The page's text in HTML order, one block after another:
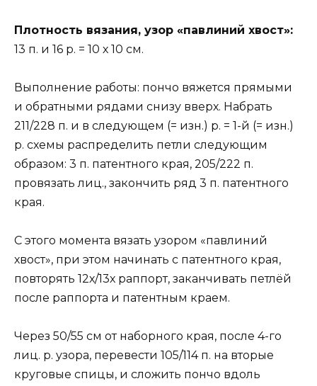
Плотность вязания, узор «павлиний хвост»:
13 п. и 16 р. = 10 х 10 см.
Выполнение работы: пончо вяжется прямыми
и обратными рядами снизу вверх. Набрать
211/228 п. и в следующем (= изн.) р. = 1-й (= изн.)
р. схемы распределить петли следующим
образом: 3 п. патентного края, 205/222 п.
провязать лиц., закончить ряд 3 п. патентного
края.
С этого момента вязать узором «павлиний
хвост», при этом начинать с патентного края,
повторять 12х/13х раппорт, заканчивать петлёй
после раппорта и патентным краем.
Через 50/55 см от наборного края, после 4-го
лиц. р. узора, перевести 105/114 п. на вторые
круговые спицы, и сложить пончо вдоль